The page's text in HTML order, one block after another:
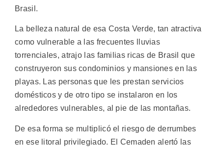
Brasil.
La belleza natural de esa Costa Verde, tan atractiva
como vulnerable a las frecuentes lluvias
torrenciales, atrajo las familias ricas de Brasil que
construyeron sus condominios y mansiones en las
playas. Las personas que les prestan servicios
domésticos y de otro tipo se instalaron en los
alrededores vulnerables, al pie de las montañas.
De esa forma se multiplicó el riesgo de derrumbes
en ese litoral privilegiado. El Cemaden alertó las